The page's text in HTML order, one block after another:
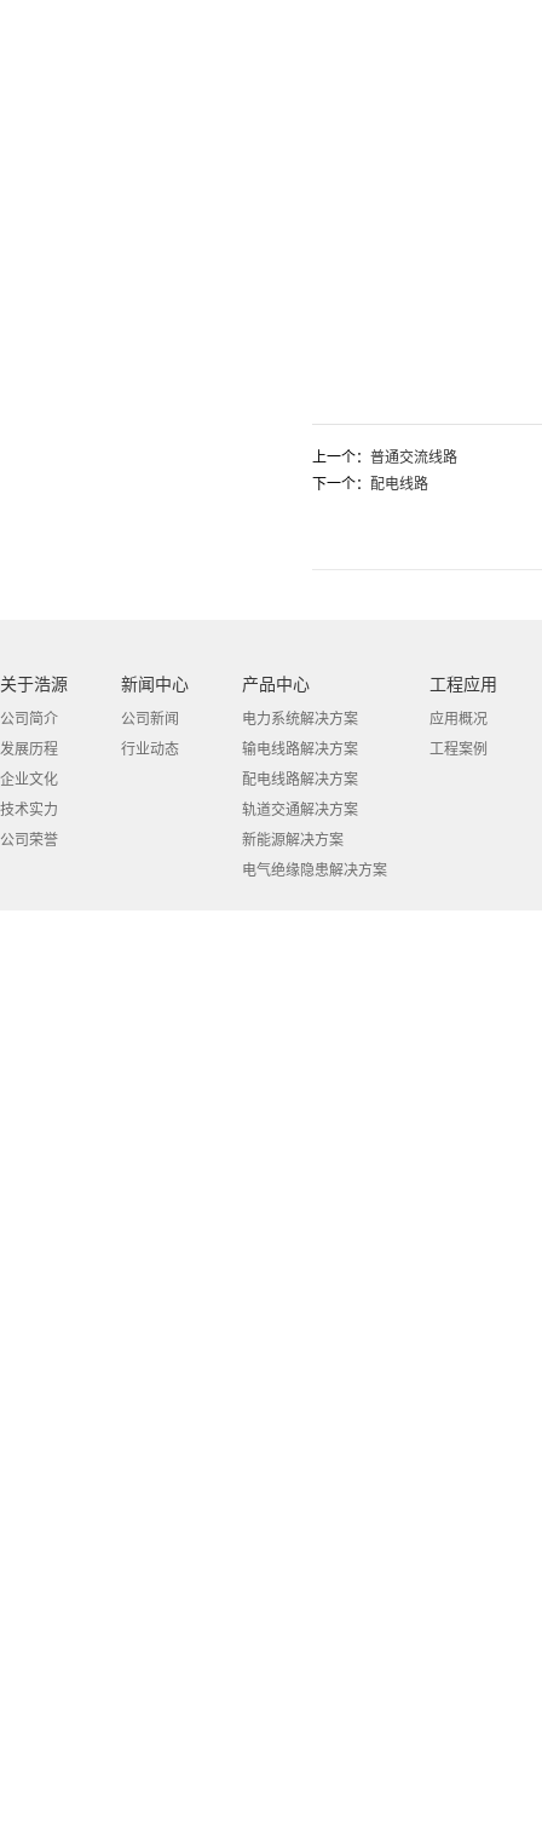
上一个： 普通交流线路
下一个： 配电线路
关于浩源
公司简介
发展历程
企业文化
技术实力
公司荣誉
新闻中心
公司新闻
行业动态
产品中心
电力系统解决方案
输电线路解决方案
配电线路解决方案
轨道交通解决方案
新能源解决方案
电气绝缘隐患解决方案
工程应用
应用概况
工程案例